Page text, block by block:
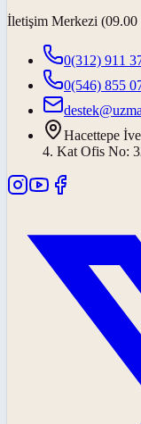
İletişim Merkezi (09.00
0(312) 911
0(546) 855
Hacettepe
4. Kat Ofis No: